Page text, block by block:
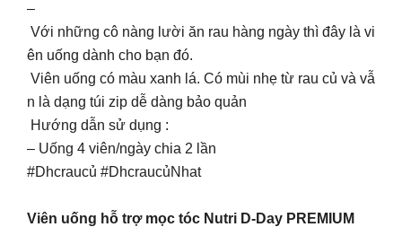
–
Với những cô nàng lười ăn rau hàng ngày thì đây là vi
ên uống dành cho bạn đó.
Viên uống có màu xanh lá. Có mùi nhẹ từ rau củ và vẫ
n là dạng túi zip dễ dàng bảo quản
Hướng dẫn sử dụng :
– Uống 4 viên/ngày chia 2 lần
#Dhcraucủ #DhcraucủNhat
Viên uống hỗ trợ mọc tóc Nutri D-Day PREMIUM